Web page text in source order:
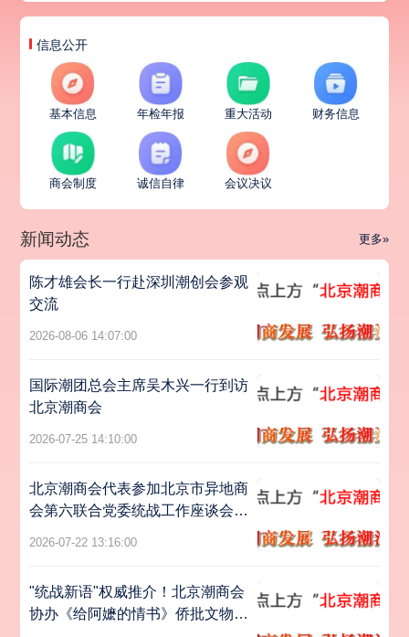
信息公开
基本信息 年检年报 重大活动 财务信息
商会制度 诚信自律 会议决议
新闻动态 更多»
陈才雄会长一行赴深圳潮创会参观
交流
2026-08-06 14:07:00
国际潮团总会主席吴木兴一行到访
北京潮商会
2026-07-25 14:10:00
北京潮商会代表参加北京市异地商
会第六联合党委统战工作座谈会暨
2026-07-22 13:16:00
"统战新语"权威推介！北京潮商会
协办《给阿嬷的情书》侨批文物特